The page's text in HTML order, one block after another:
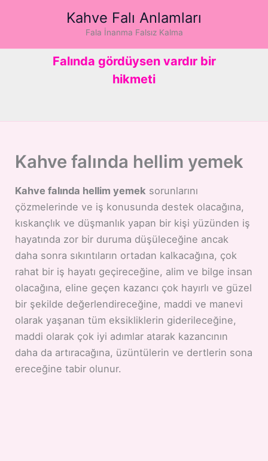
Kahve Falı Anlamları
Fala İnanma Falsız Kalma
Falında gördüysen vardır bir
hikmeti
Kahve falında hellim yemek
Kahve falında hellim yemek sorunlarını
çözmelerinde ve iş konusunda destek olacağına,
kıskançlık ve düşmanlık yapan bir kişi yüzünden iş
hayatında zor bir duruma düşüleceğine ancak
daha sonra sıkıntıların ortadan kalkacağına, çok
rahat bir iş hayatı geçireceğine, alim ve bilge insan
olacağına, eline geçen kazancı çok hayırlı ve güzel
bir şekilde değerlendireceğine, maddi ve manevi
olarak yaşanan tüm eksikliklerin giderileceğine,
maddi olarak çok iyi adımlar atarak kazancının
daha da artıracağına, üzüntülerin ve dertlerin sona
ereceğine tabir olunur.